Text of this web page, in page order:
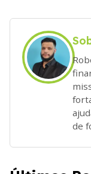
de